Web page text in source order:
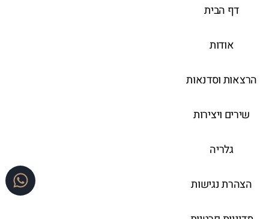
דף הבית
אודות
הרצאות וסדנאות
שירים ויצירות
גלריה
הצהרת נגישות